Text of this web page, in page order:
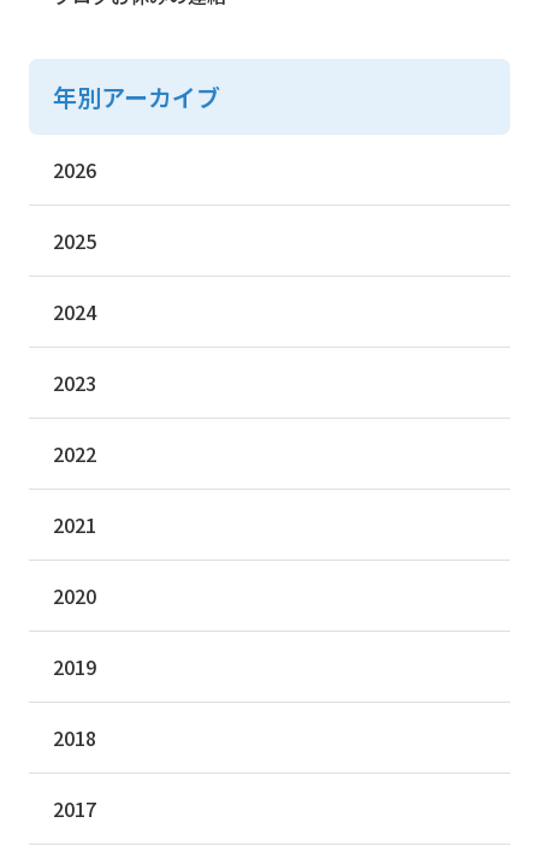
年別アーカイブ
2026
2025
2024
2023
2022
2021
2020
2019
2018
2017